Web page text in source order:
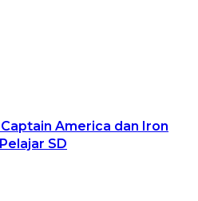
America dan Iron
SD